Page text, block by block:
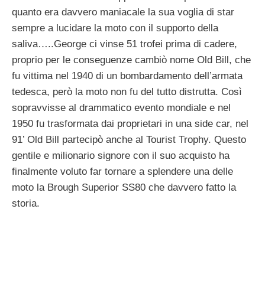
quanto era davvero maniacale la sua voglia di star
sempre a lucidare la moto con il supporto della
saliva…..George ci vinse 51 trofei prima di cadere,
proprio per le conseguenze cambiò nome Old Bill, che
fu vittima nel 1940 di un bombardamento dell’armata
tedesca, però la moto non fu del tutto distrutta. Così
sopravvisse al drammatico evento mondiale e nel
1950 fu trasformata dai proprietari in una side car, nel
91’ Old Bill partecipò anche al Tourist Trophy. Questo
gentile e milionario signore con il suo acquisto ha
finalmente voluto far tornare a splendere una delle
moto la Brough Superior SS80 che davvero fatto la
storia.